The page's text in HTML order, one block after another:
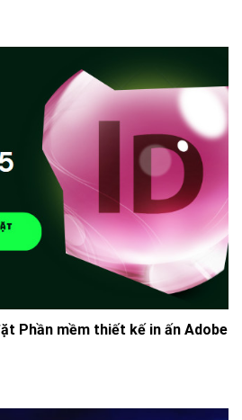
Phần mềm thiết kế in ấn Adobe